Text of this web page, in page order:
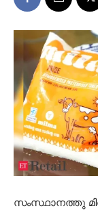
സംസ്ഥാനത്തു